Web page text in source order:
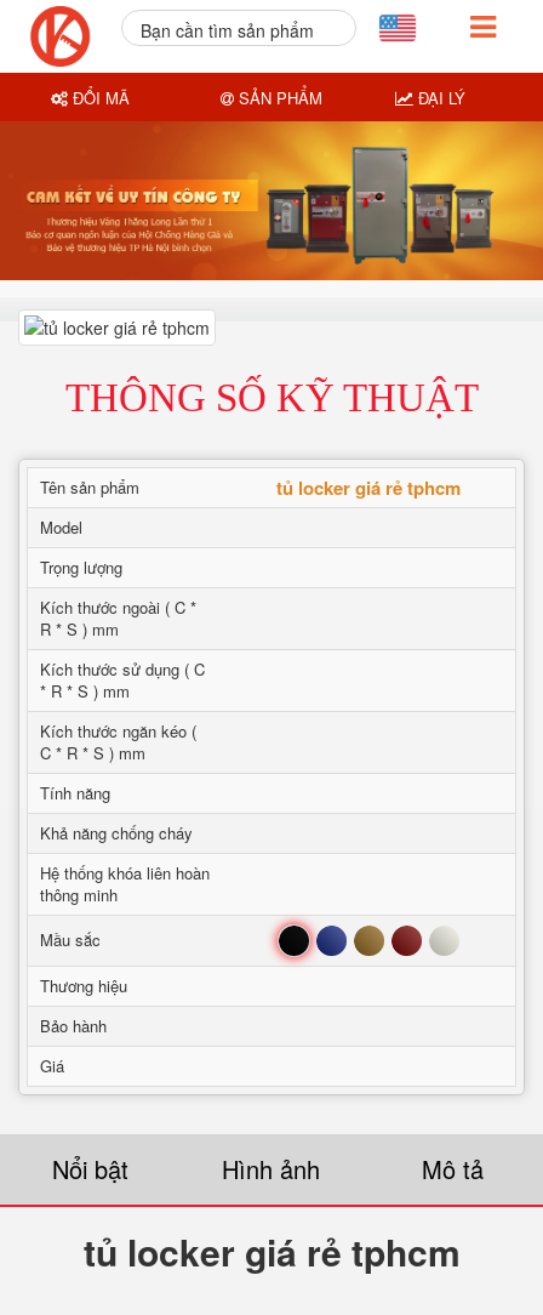
THÔNG SỐ KỸ THUẬT
Tên sản phẩm tủ locker giá rẻ tphcm
Model
Trọng lượng
Kích thước ngoài ( C *
R * S ) mm
Kích thước sử dụng ( C
* R * S ) mm
Kích thước ngăn kéo (
C * R * S ) mm
Tính năng
Khả năng chống cháy
Hệ thống khóa liên hoàn
thông minh
Mầu sắc
Đen Xanh Nâu Đỏ Trắng
Thương hiệu
Bảo hành
Giá
Nổi bật Hình ảnh Mô tả
tủ locker giá rẻ tphcm
Bạn cần tìm sản phẩm
ĐỔI MÃ SẢN PHẨM ĐẠI LÝ